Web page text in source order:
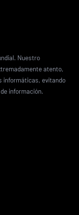
Nuestro
atento,
informáticas, evitando
información.